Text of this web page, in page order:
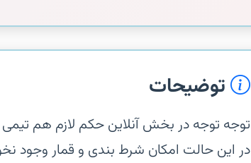
توضیحات
‏‏توجه توجه‏ در بخش آنلاین حکم لازم هم
در این حالت امکان شرط بندی و قمار وجود